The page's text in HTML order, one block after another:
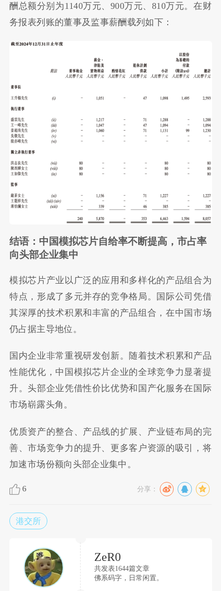
酬总额分别为1140万元、900万元、810万元。在财
务报表列账的董事及监事薪酬载列如下：
结语：中国模拟芯片自给率不断提高，市占率
向头部企业集中
模拟芯片产业以广泛的应用和多样化的产品组合为
特点，形成了多元并存的竞争格局。国际公司凭借
其深厚的技术积累和丰富的产品组合，在中国市场
仍占据主导地位。
国内企业非常重视研发创新。随着技术积累和产品
性能优化，中国模拟芯片企业的全球竞争力显著提
升。头部企业凭借性价比优势和国产化服务在国际
市场崭露头角。
优质资产的整合、产品线的扩展、产业链布局的完
善、市场竞争力的提升、更多客户资源的吸引，将
加速市场份额向头部企业集中。
6 分享：
港交所
ZeR0
共发表1644篇文章
佛系码字，日常闲置。